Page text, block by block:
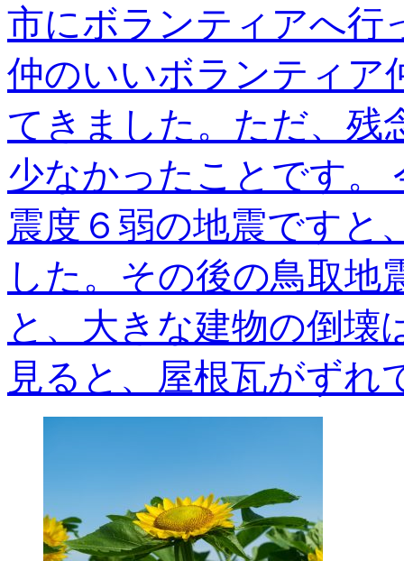
市にボランティアへ行
仲のいいボランティア
てきました。ただ、残
少なかったことです。
震度６弱の地震ですと
した。その後の鳥取地
と、大きな建物の倒壊
見ると、屋根瓦がず